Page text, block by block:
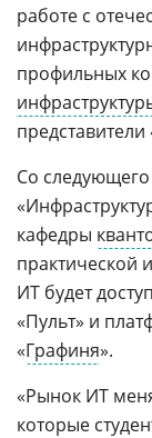
работе с
профильных
Со
кафедры
практической
ИТ будет
«Пульт» и
«Графиня».
«Рынок ИТ
которые